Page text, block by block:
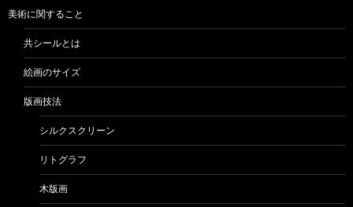
美術に関すること
共シールとは
絵画のサイズ
版画技法
シルクスクリーン
リトグラフ
木版画